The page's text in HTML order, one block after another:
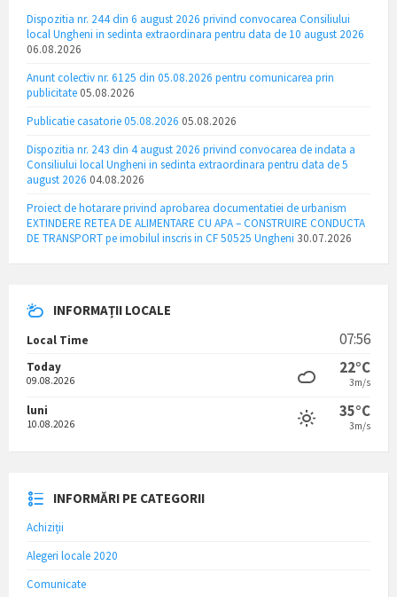
Dispozitia nr. 244 din 6 august 2026 privind convocarea Consiliului
local Ungheni in sedinta extraordinara pentru data de 10 august 2026
06.08.2026
Anunt colectiv nr. 6125 din 05.08.2026 pentru comunicarea prin
publicitate 05.08.2026
Publicatie casatorie 05.08.2026 05.08.2026
Dispozitia nr. 243 din 4 august 2026 privind convocarea de indata a
Consiliului local Ungheni in sedinta extraordinara pentru data de 5
august 2026 04.08.2026
Proiect de hotarare privind aprobarea documentatiei de urbanism
EXTINDERE RETEA DE ALIMENTARE CU APA – CONSTRUIRE CONDUCTA
DE TRANSPORT pe imobilul inscris in CF 50525 Ungheni 30.07.2026
INFORMAȚII LOCALE
Local Time 07:56
Today
09.08.2026
22°C
3m/s
luni
10.08.2026
35°C
3m/s
INFORMĂRI PE CATEGORII
Achiziții
Alegeri locale 2020
Comunicate